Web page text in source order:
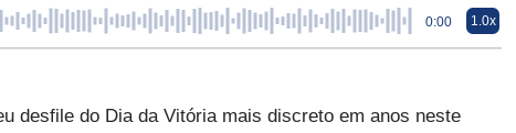
0:00 1.0x
desfile do Dia da Vitória mais discreto em anos neste